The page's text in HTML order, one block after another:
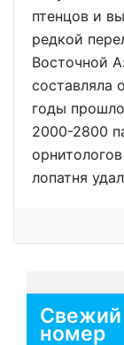
птенцов и
редкой
Восточной
составляла
годы
2000-2800
лопатня
Свежий
номер